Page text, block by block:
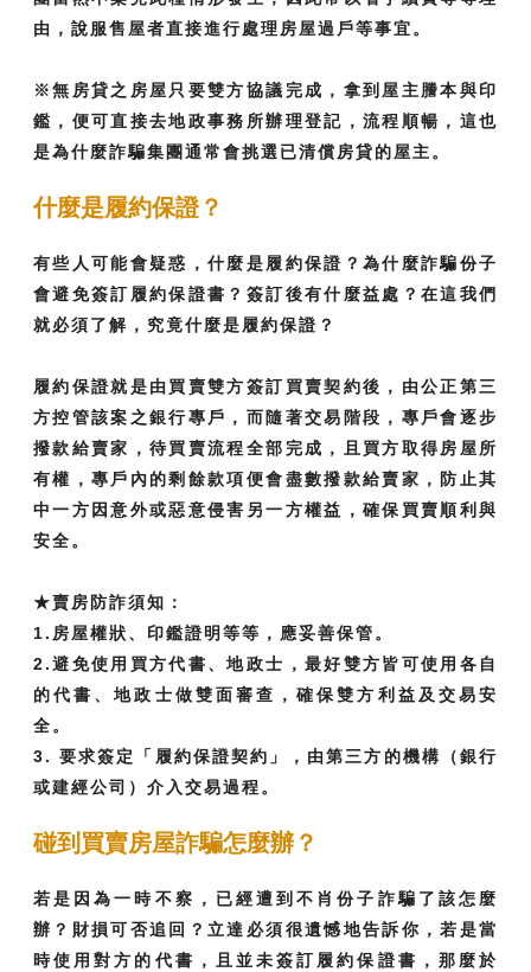
由，說服售屋者直接進行處理房屋過戶等事宜。
※無房貸之房屋只要雙方協議完成，拿到屋主謄本與印
鑑，便可直接去地政事務所辦理登記，流程順暢，這也
是為什麼詐騙集團通常會挑選已清償房貸的屋主。
什麼是履約保證？
有些人可能會疑惑，什麼是履約保證？為什麼詐騙份子
會避免簽訂履約保證書？簽訂後有什麼益處？在這我們
就必須了解，究竟什麼是履約保證？
履約保證就是由買賣雙方簽訂買賣契約後，由公正第三
方控管該案之銀行專戶，而隨著交易階段，專戶會逐步
撥款給賣家，待買賣流程全部完成，且買方取得房屋所
有權，專戶內的剩餘款項便會盡數撥款給賣家，防止其
中一方因意外或惡意侵害另一方權益，確保買賣順利與
安全。
★賣房防詐須知：
1.房屋權狀、印鑑證明等等，應妥善保管。
2.避免使用買方代書、地政士，最好雙方皆可使用各自
的代書、地政士做雙面審查，確保雙方利益及交易安
全。
3. 要求簽定「履約保證契約」，由第三方的機構（銀行
或建經公司）介入交易過程。
碰到買賣房屋詐騙怎麼辦？
若是因為一時不察，已經遭到不肖份子詐騙了該怎麼
辦？財損可否追回？立達必須很遺憾地告訴你，若是當
時使用對方的代書，且並未簽訂履約保證書，那麼於